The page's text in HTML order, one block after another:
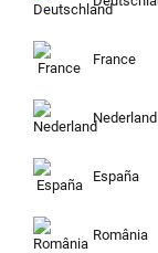
France
Nederland
España
România